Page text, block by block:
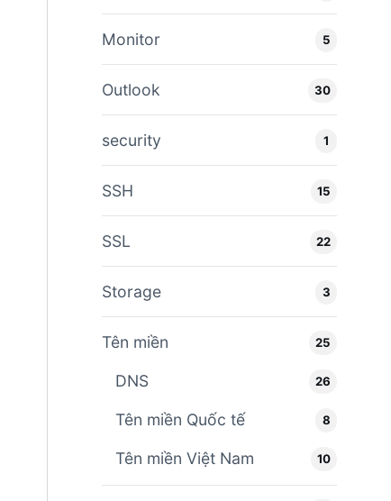
Monitor 5
Outlook 30
security 1
SSH 15
SSL 22
Storage 3
Tên miền 25
DNS 26
Tên miền Quốc tế 8
Tên miền Việt Nam 10